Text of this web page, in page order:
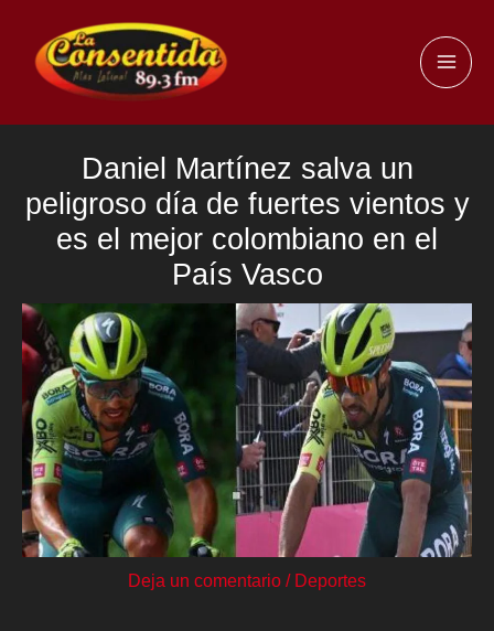
contenido
Daniel Martínez salva un
peligroso día de fuertes vientos y
es el mejor colombiano en el
País Vasco
Deja un comentario / Deportes